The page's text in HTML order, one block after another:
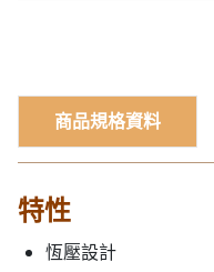
商品規格資料
特性
恆壓設計